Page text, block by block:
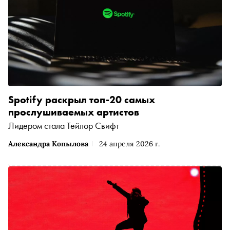
Александра Копылова 24 апреля 2026 г.
Spotify раскрыл топ-20 самых
прослушиваемых артистов
Лидером стала Тейлор Свифт